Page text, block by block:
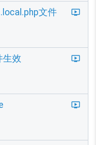
文件
生效